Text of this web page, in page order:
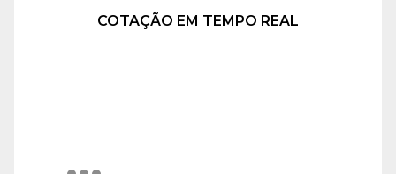
COTAÇÃO EM TEMPO REAL